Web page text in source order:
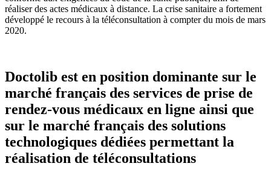
réaliser des actes médicaux à distance. La crise sanitaire a fortement
développé le recours à la téléconsultation à compter du mois de mars
2020.
Doctolib est en position dominante sur le
marché français des services de prise de
rendez-vous médicaux en ligne ainsi que
sur le marché français des solutions
technologiques dédiées permettant la
réalisation de téléconsultations